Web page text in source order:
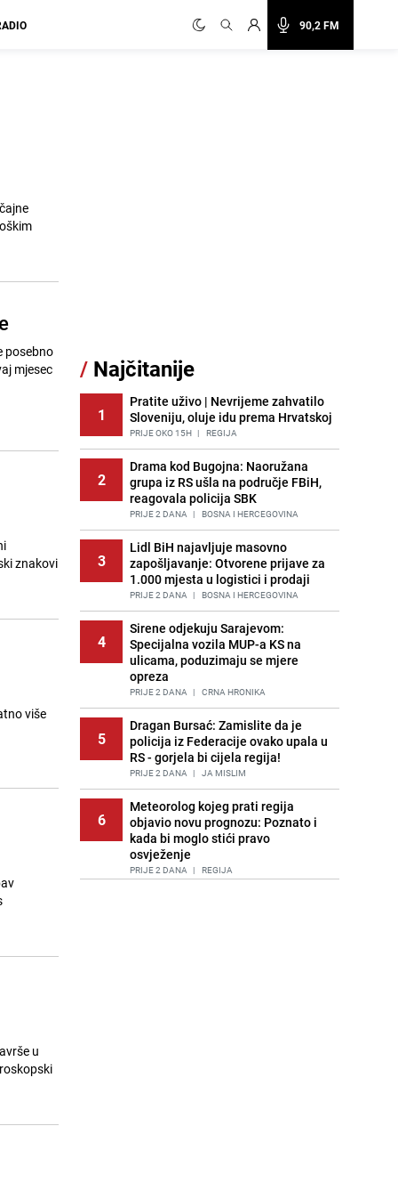
90,2 FM
posebno
mjesec
znakovi
više
u
/ Najčitanije
1
Pratite uživo | Nevrijeme zahvatilo
Sloveniju, oluje idu prema Hrvatskoj
PRIJE OKO 15H | REGIJA
2
Drama kod Bugojna: Naoružana
grupa iz RS ušla na područje FBiH,
reagovala policija SBK
PRIJE 2 DANA | BOSNA I HERCEGOVINA
3
Lidl BiH najavljuje masovno
zapošljavanje: Otvorene prijave za
1.000 mjesta u logistici i prodaji
PRIJE 2 DANA | BOSNA I HERCEGOVINA
4
Sirene odjekuju Sarajevom:
Specijalna vozila MUP-a KS na
ulicama, poduzimaju se mjere
opreza
PRIJE 2 DANA | CRNA HRONIKA
5
Dragan Bursać: Zamislite da je
policija iz Federacije ovako upala u
RS - gorjela bi cijela regija!
PRIJE 2 DANA | JA MISLIM
6
Meteorolog kojeg prati regija
objavio novu prognozu: Poznato i
kada bi moglo stići pravo
osvježenje
PRIJE 2 DANA | REGIJA